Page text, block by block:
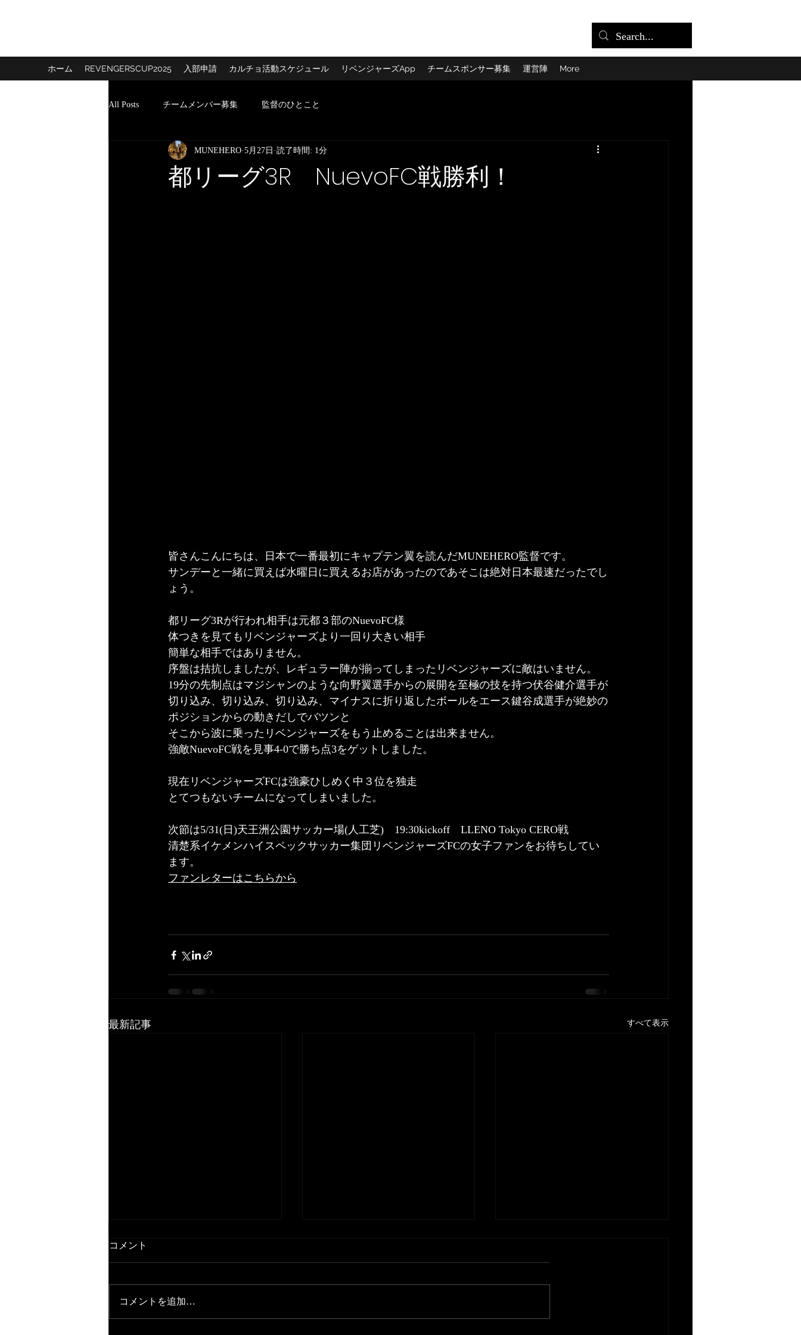
ホーム REVENGERSCUP2025 入部申請 カルチョ活動スケジュール リベンジャーズApp チームスポンサー募集 運営陣 More
All Posts チームメンバー募集 監督のひとこと
都リーグ3R NuevoFC戦勝利！
MUNEHERO 5月27日 読了時間: 1分
皆さんこんにちは、日本で一番最初にキャプテン翼を読んだMUNEHERO監督です。
サンデーと一緒に買えば水曜日に買えるお店があったのであそこは絶対日本最速だったでし
ょう。
都リーグ3Rが行われ相手は元都３部のNuevoFC様
体つきを見てもリベンジャーズより一回り大きい相手
簡単な相手ではありません。
序盤は拮抗しましたが、レギュラー陣が揃ってしまったリベンジャーズに敵はいません。
19分の先制点はマジシャンのような向野翼選手からの展開を至極の技を持つ伏谷健介選手が
切り込み、切り込み、切り込み、マイナスに折り返したボールをエース鍵谷成選手が絶妙の
ポジションからの動きだしでバツンと
そこから波に乗ったリベンジャーズをもう止めることは出来ません。
強敵NuevoFC戦を見事4-0で勝ち点3をゲットしました。
現在リベンジャーズFCは強豪ひしめく中３位を独走
とてつもないチームになってしまいました。
次節は5/31(日)天王洲公園サッカー場(人工芝)　19:30kickoff　LLENO Tokyo CERO戦
清楚系イケメンハイスペックサッカー集団リベンジャーズFCの女子ファンをお待ちしてい
ます。
ファンレターはこちらから
最新記事 すべて表示
コメント
コメントを追加…